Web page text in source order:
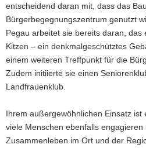
an
Dr.
entscheidend daran mit, dass das
Bürgerbegegnungszentrum genutzt
Pegau arbeitet sie bereits daran, das
Kitzen – ein denkmalgeschütztes
einem weiteren Treffpunkt für die
Zudem initiierte sie einen
Landfrauenklub.
Ihrem außergewöhnlichen Einsatz ist
viele Menschen ebenfalls
Zusammenleben im Ort und der